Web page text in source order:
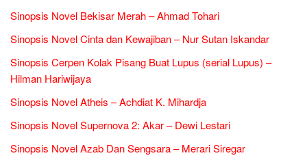
Sinopsis Novel Bekisar Merah – Ahmad Tohari
Sinopsis Novel Cinta dan Kewajiban – Nur Sutan Iskandar
Sinopsis Cerpen Kolak Pisang Buat Lupus (serial Lupus) –
Hilman Hariwijaya
Sinopsis Novel Atheis – Achdiat K. Mihardja
Sinopsis Novel Supernova 2: Akar – Dewi Lestari
Sinopsis Novel Azab Dan Sengsara – Merari Siregar